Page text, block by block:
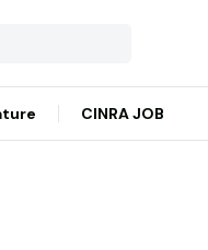
CINRA JOB